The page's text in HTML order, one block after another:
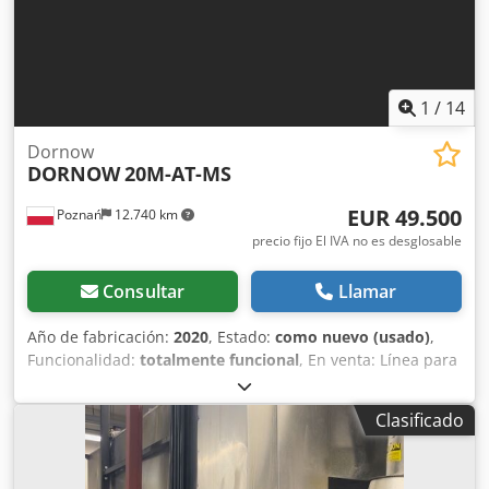
1 / 14
Poznań 12.740 km
Dornow
DORNOW20M-AT-MS
EUR 49.500
precio fijo El IVA no es desglosable
Consultar Llamar
Año de fabricación: 2020, Estado: como nuevo (usado),
Funcionalidad: totalmente funcional, En venta: Línea para
pelado de patatas Dornow (año de fabricación: 2020)
Utilizada hasta agosto de 2023 – en muy buen estado,
completamente operativa. Componentes de la línea:
Dodpfx Ahsw Sfg Eofskr • Tolva de almacenamiento con
cinta transportadora (capacidad aprox. 1 t de producto) •
Clasificado